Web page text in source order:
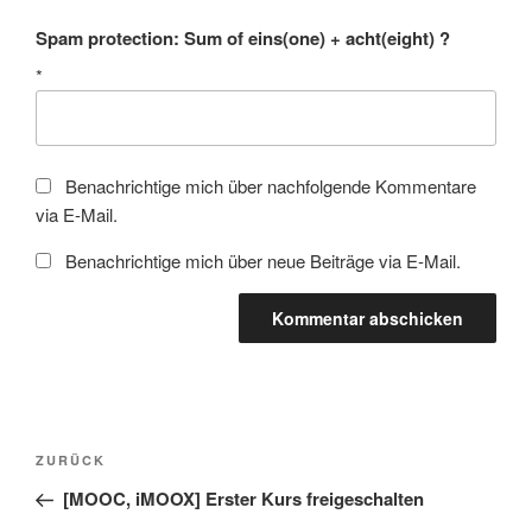
Spam protection: Sum of eins(one) + acht(eight) ?
*
Benachrichtige mich über nachfolgende Kommentare
via E-Mail.
Benachrichtige mich über neue Beiträge via E-Mail.
Beitragsnavigation
Vorheriger
Beitrag
ZURÜCK
[MOOC, iMOOX] Erster Kurs freigeschalten